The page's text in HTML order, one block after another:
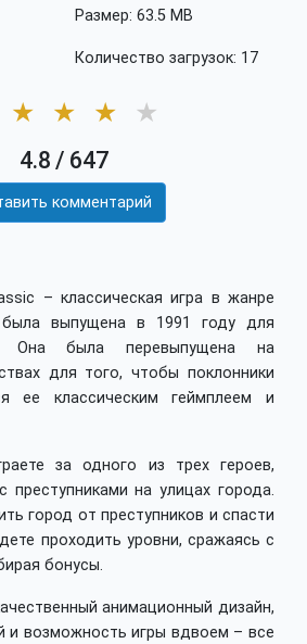
Размер: 63.5 MB
Количество загрузок: 17
★ ★ ★ ★
4.8 / 647
комментарий
– классическая игра в жанре
была выпущена в 1991 году для
Она была перевыпущена на
для того, чтобы поклонники
ее классическим геймплеем и
за одного из трех героев,
на улицах города.
город от преступников и спасти
проходить уровни, сражаясь с
бонусы.
анимационный дизайн,
и возможность игры вдвоем – все